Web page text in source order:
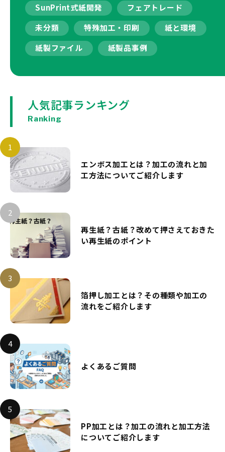
SunPrint式紙開発
フェアトレード
未分類
特殊加工・印刷
紙と環境
紙製ファイル
紙製品事例
人気記事ランキング
Ranking
エンボス加工とは？加工の流れと加
工方法についてご紹介します
再生紙？古紙？改めて押さえておきた
い再生紙のポイント
箔押し加工とは？その種類や加工の
流れをご紹介します
よくあるご質問
PP加工とは？加工の流れと加工方法
についてご紹介します